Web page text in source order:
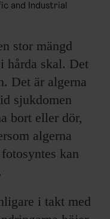
and Industrial
stor mängd
hårda skal. Det
Det är algerna
sjukdomen
bort eller dör,
algerna
kan
i takt med